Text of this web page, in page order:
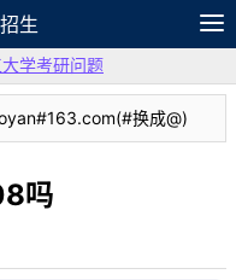
生
笔记
论坛
学考研问题
换成@)
吗